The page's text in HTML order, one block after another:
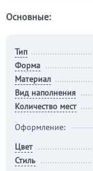
Основные:
Тип
Форма
Материал
Вид наполнения
Количество мест
Оформление:
Цвет
Стиль